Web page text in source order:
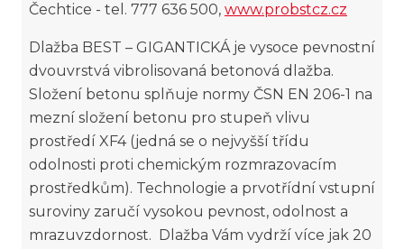
Čechtice - tel. 777 636 500, www.probstcz.cz
Dlažba BEST – GIGANTICKÁ je vysoce pevnostní
dvouvrstvá vibrolisovaná betonová dlažba.
Složení betonu splňuje normy ČSN EN 206-1 na
mezní složení betonu pro stupeň vlivu
prostředí XF4 (jedná se o nejvyšší třídu
odolnosti proti chemickým rozmrazovacím
prostředkům). Technologie a prvotřídní vstupní
suroviny zaručí vysokou pevnost, odolnost a
mrazuvzdornost. Dlažba Vám vydrží více jak 20